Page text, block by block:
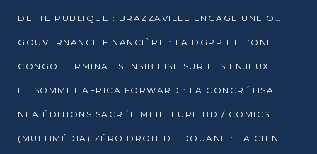
DETTE PUBLIQUE : BRAZZAVILLE ENGAGE UNE OPÉRATION DE RACHAT DE 575 MILLIONS DE DOLLARS
GOUVERNANCE FINANCIÈRE : LA DGPP ET L’ONEC-C VERS UN PARTENARIAT POUR ASSAINIR LES ENTREPRISES PUBLIQUES
CONGO TERMINAL SENSIBILISE SUR LES ENJEUX DE LA SANTÉ MENTALE EN
LE SOMMET AFRICA FORWARD : LA CONCRÉTISATION DE PARTENARIATS ÉQUILIBRÉS ET TOURNÉS VERS L’AVENIR ENTRE LE CONTINENT AFRICAIN ET LA FRANCE
NEA ÉDITIONS SACRÉE MEILLEURE BD / COMICS D’AFRIQUE AU KENYA
(MULTIMÉDIA) ZÉRO DROIT DE DOUANE : LA CHINE ET L’AFRIQUE VERS UNE PROXIMITÉ SANS PRÉCÉDENT (PAPIER GÉNÉRAL)